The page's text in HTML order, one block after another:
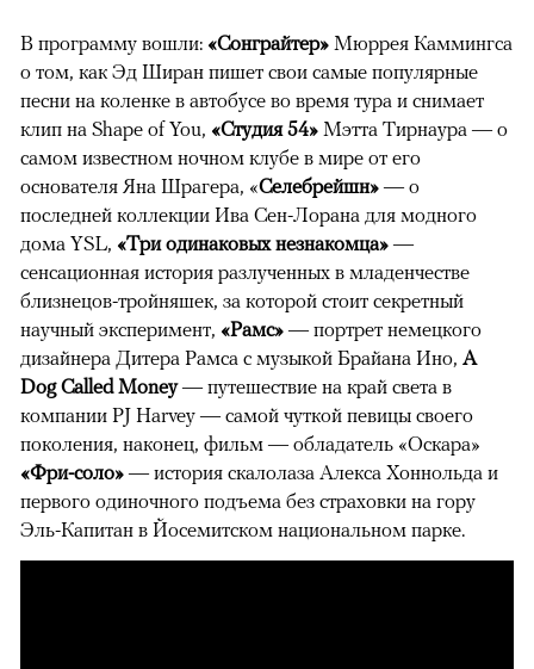
В программу вошли: «Сонграйтер» Мюррея Каммингса
о том, как Эд Ширан пишет свои самые популярные
песни на коленке в автобусе во время тура и снимает
клип на Shape of You, «Студия 54» Мэтта Тирнаура — о
самом известном ночном клубе в мире от его
основателя Яна Шрагера, «Селебрейшн» — о
последней коллекции Ива Сен-Лорана для модного
дома YSL, «Три одинаковых незнакомца» —
сенсационная история разлученных в младенчестве
близнецов-тройняшек, за которой стоит секретный
научный эксперимент, «Рамс» — портрет немецкого
дизайнера Дитера Рамса с музыкой Брайана Ино, A
Dog Called Money— путешествие на край света в
компании PJ Harvey — самой чуткой певицы своего
поколения, наконец, фильм — обладатель «Оскара»
«Фри-соло» — история скалолаза Алекса Хоннольда и
первого одиночного подъема без страховки на гору
Эль-Капитан в Йосемитском национальном парке.